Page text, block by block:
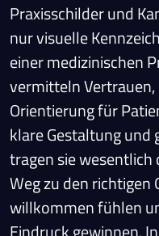
Praxisschilder und
nur visuelle
einer medizinischen
vermitteln
Orientierung für
klare Gestaltung
tragen sie wesentlich
Weg zu den richtigen
willkommen fühlen